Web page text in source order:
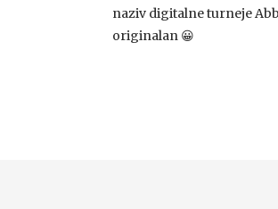
naziv digitalne turneje
originalan 😀